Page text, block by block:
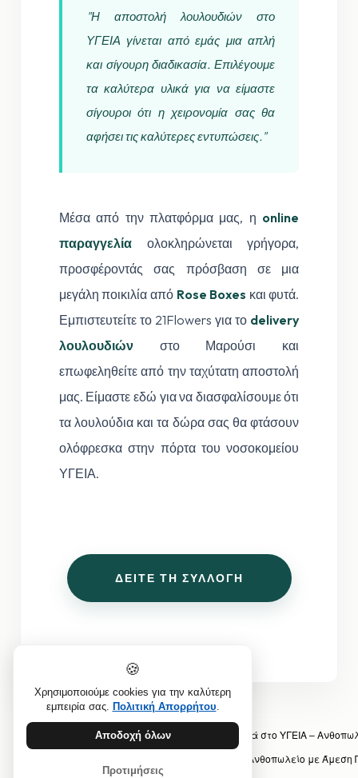
"Η αποστολή λουλουδιών στο
ΥΓΕΙΑ γίνεται από εμάς μια απλή
και σίγουρη διαδικασία. Επιλέγουμε
τα καλύτερα υλικά για να είμαστε
σίγουροι ότι η χειρονομία σας θα
αφήσει τις καλύτερες εντυπώσεις."
Μέσα από την πλατφόρμα μας, η online
παραγγελίαολοκληρώνεται γρήγορα,
προσφέροντάς σας πρόσβαση σε μια
μεγάλη ποικιλία από Rose Boxes και φυτά.
Εμπιστευτείτε το 21Flowers για το delivery
λουλουδιώνστο Μαρούσι και
επωφεληθείτε από την ταχύτατη αποστολή
μας. Είμαστε εδώ για να διασφαλίσουμε ότι
τα λουλούδια και τα δώρα σας θα φτάσουν
ολόφρεσκα στην πόρτα του νοσοκομείου
ΥΓΕΙΑ.
ΔΕΙΤΕ ΤΗ ΣΥΛΛΟΓΗ
Προηγούμενο άρθρο: Αγορές Λουλουδιών Κοντά στο ΥΓΕΙΑ –
Επόμενο άρθρο: Λουλούδια Κοντά στο ΥΓΕΙΑ | Ανθοπωλείο με
🍪
Χρησιμοποιούμε cookies για την καλύτερη
εμπειρία σας. Πολιτική Απορρήτου.
Αποδοχή όλων
Προτιμήσεις